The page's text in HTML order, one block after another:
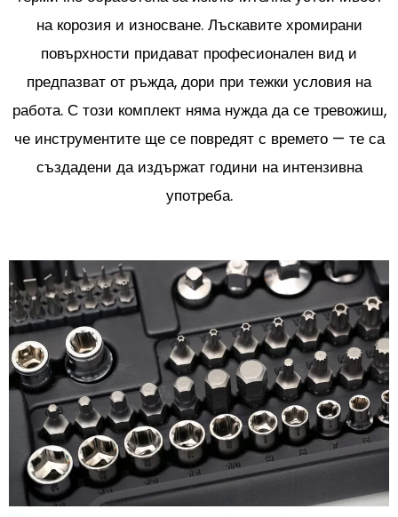
на корозия и износване. Лъскавите хромирани
повърхности придават професионален вид и
предпазват от ръжда, дори при тежки условия на
работа. С този комплект няма нужда да се тревожиш,
че инструментите ще се повредят с времето — те са
създадени да издържат години на интензивна
употреба.